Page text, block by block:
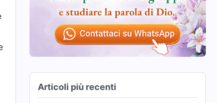
Articoli più recenti